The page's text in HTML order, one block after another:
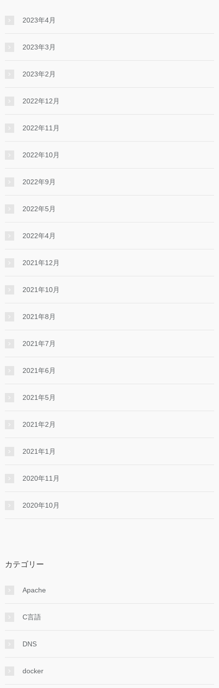
2023年4月
2023年3月
2023年2月
2022年12月
2022年11月
2022年10月
2022年9月
2022年5月
2022年4月
2021年12月
2021年10月
2021年8月
2021年7月
2021年6月
2021年5月
2021年2月
2021年1月
2020年11月
2020年10月
カテゴリー
Apache
C言語
DNS
docker